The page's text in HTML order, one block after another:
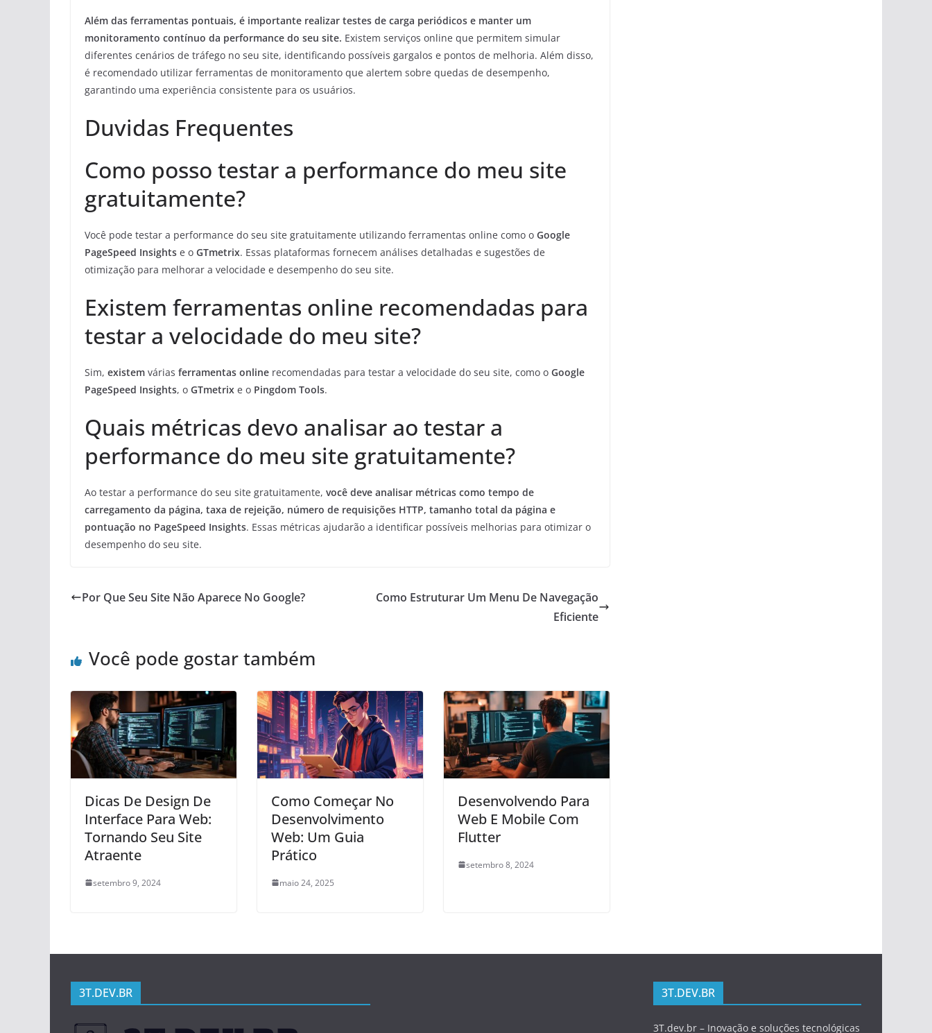
Além das ferramentas pontuais, é importante realizar testes de carga periódicos e manter um
monitoramento contínuo da performance do seu site. Existem serviços online que permitem simular
diferentes cenários de tráfego no seu site, identificando possíveis gargalos e pontos de melhoria. Além disso,
é recomendado utilizar ferramentas de monitoramento que alertem sobre quedas de desempenho,
garantindo uma experiência consistente para os usuários.
Duvidas Frequentes
Como posso testar a performance do meu site
gratuitamente?
Você pode testar a performance do seu site gratuitamente utilizando ferramentas online como o Google
PageSpeed Insights e o GTmetrix. Essas plataformas fornecem análises detalhadas e sugestões de
otimização para melhorar a velocidade e desempenho do seu site.
Existem ferramentas online recomendadas para
testar a velocidade do meu site?
Sim, existem várias ferramentas online recomendadas para testar a velocidade do seu site, como o Google
PageSpeed Insights, o GTmetrix e o Pingdom Tools.
Quais métricas devo analisar ao testar a
performance do meu site gratuitamente?
Ao testar a performance do seu site gratuitamente, você deve analisar métricas como tempo de
carregamento da página, taxa de rejeição, número de requisições HTTP, tamanho total da página e
pontuação no PageSpeed Insights. Essas métricas ajudarão a identificar possíveis melhorias para otimizar o
desempenho do seu site.
Por Que Seu Site Não Aparece No Google?
Como Estruturar Um Menu De Navegação
Eficiente
Você pode gostar também
Dicas De Design De
Interface Para Web:
Tornando Seu Site
Atraente
setembro 9, 2024
Como Começar No
Desenvolvimento
Web: Um Guia
Prático
maio 24, 2025
Desenvolvendo Para
Web E Mobile Com
Flutter
setembro 8, 2024
3T.DEV.BR 3T.DEV.BR
3T.dev.br – Inovação e soluções tecnológicas